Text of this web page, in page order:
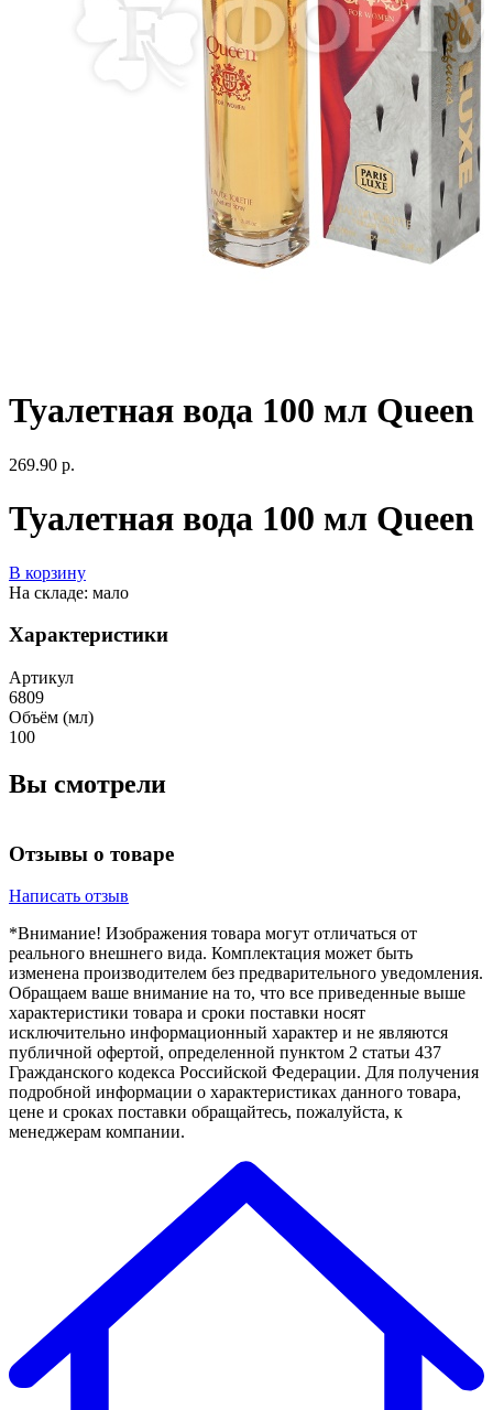
Туалетная вода 100 мл Queen
269.90 р.
Туалетная вода 100 мл Queen
В корзину
На складе: мало
Характеристики
Артикул
6809
Объём (мл)
100
Вы смотрели
Отзывы о товаре
Написать отзыв
*Внимание! Изображения товара могут отличаться от
реального внешнего вида. Комплектация может быть
изменена производителем без предварительного уведомления.
Обращаем ваше внимание на то, что все приведенные выше
характеристики товара и сроки поставки носят
исключительно информационный характер и не являются
публичной офертой, определенной пунктом 2 статьи 437
Гражданского кодекса Российской Федерации. Для получения
подробной информации о характеристиках данного товара,
цене и сроках поставки обращайтесь, пожалуйста, к
менеджерам компании.